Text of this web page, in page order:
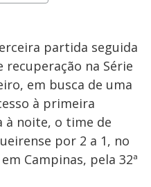
partida seguida
recuperação na Série
em busca de uma
à primeira
à noite, o time de
por 2 a 1, no
Campinas, pela 32ª